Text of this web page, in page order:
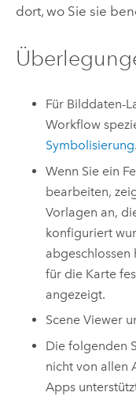
dort, wo Sie sie
Für Bilddaten-
Workflow
Symbolisierung.
Wenn Sie ein
bearbeiten,
Vorlagen an,
konfiguriert
abgeschlossen
für die Karte
angezeigt.
Scene Viewer
Die folgenden
nicht von allen
Apps